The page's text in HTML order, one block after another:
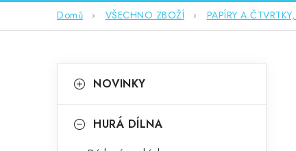
Domů VŠECHNO ZBOŽÍ PAPÍRY A
okategorie
a
NOVINKY
HURÁ DÍLNA